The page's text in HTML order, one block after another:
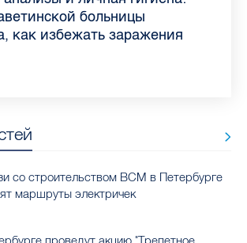
СМИ Петербурга и
во II квартале 2026 года
больницы
как избежать заражения
родителейи самый низкий
ахиллова сухожилия летом
о возможностях для
родителей
больницы ответила на
о заболевании
можно приготовить дома
со строительством ВСМ в Петербурге
маршруты электричек